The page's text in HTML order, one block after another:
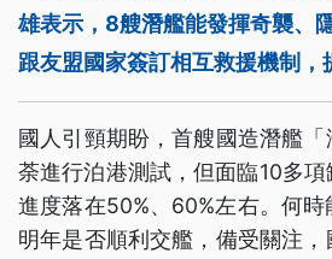
雄表示，8艘潛艦能發揮奇襲、
跟友盟國家簽訂相互救援機制，
國人引頸期盼，首艘國造潛艦
荼進行泊港測試，但面臨10多
進度落在50%、60%左右。何時
明年是否順利交艦，備受關注